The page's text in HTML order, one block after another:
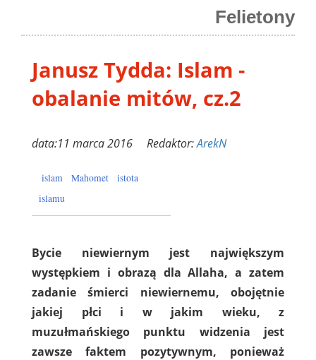
Felietony
Janusz Tydda: Islam -
obalanie mitów, cz.2
data:11 marca 2016 Redaktor:ArekN
islam Mahomet
istota
islamu
Bycie niewiernym jest największym
występkiem i obrazą dla Allaha, a zatem
zadanie śmierci niewiernemu, obojętnie
jakiej płci i w jakim wieku, z
muzułmańskiego punktu widzenia jest
zawsze faktem pozytywnym, ponieważ